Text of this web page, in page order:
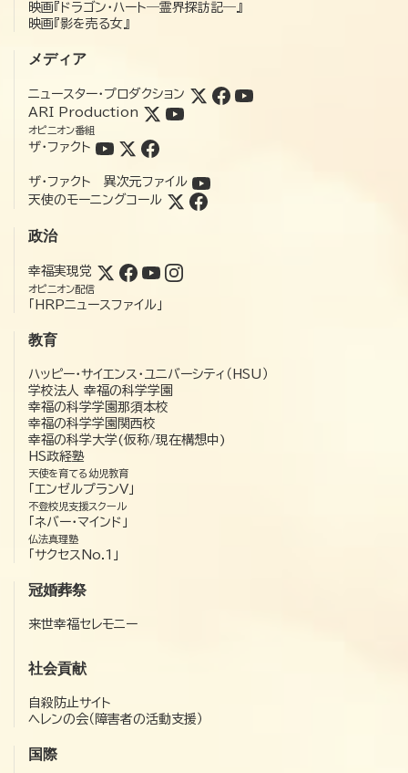
映画『ドラゴン・ハート―霊界探訪記―』
映画『影を売る女』
メディア
ニュースター・プロダクション
ARI Production
オピニオン番組
ザ・ファクト
ザ・ファクト 異次元ファイル
天使のモーニングコール
政治
幸福実現党
オピニオン配信
「HRPニュースファイル」
教育
ハッピー・サイエンス・ユニバーシティ（HSU）
学校法人 幸福の科学学園
幸福の科学学園那須本校
幸福の科学学園関西校
幸福の科学大学(仮称/現在構想中)
HS政経塾
天使を育てる幼児教育
「エンゼルプランV」
不登校児支援スクール
「ネバー・マインド」
仏法真理塾
「サクセスNo.1」
冠婚葬祭
来世幸福セレモニー
社会貢献
自殺防止サイト
ヘレンの会（障害者の活動支援）
国際